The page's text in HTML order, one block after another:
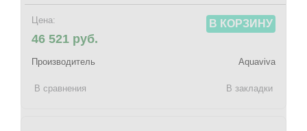
Цена:
46 521 руб.
В КОРЗИНУ
Производитель Aquaviva
В сравнения В закладки